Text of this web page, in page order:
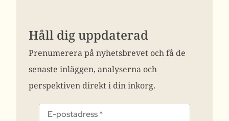
Håll dig uppdaterad
Prenumerera på nyhetsbrevet och få de
senaste inläggen, analyserna och
perspektiven direkt i din inkorg.